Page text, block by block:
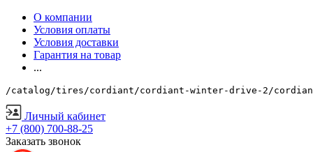
О компании
Условия оплаты
Условия доставки
Гарантия на товар
...
/catalog/tires/cordiant/cordiant-winter-drive-2/
Личный кабинет
+7 (800) 700-88-25
Заказать звонок